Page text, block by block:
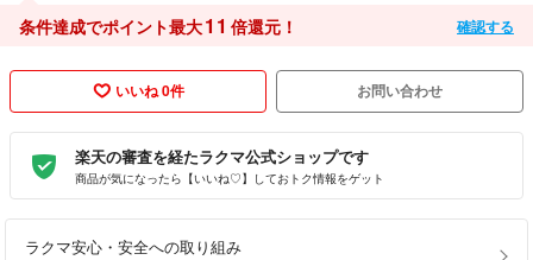
条件達成でポイント最大11 倍還元！ 確認する
いいね 0件 お問い合わせ
楽天の審査を経たラクマ公式ショップです
商品が気になったら【いいね♡】しておトク情報をゲット
ラクマ安心・安全への取り組み